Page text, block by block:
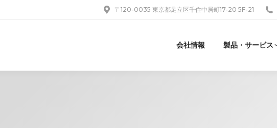
〒120-0035 東京都足立区千住中居町17-20 5F-21
会社情報 製品・サービス